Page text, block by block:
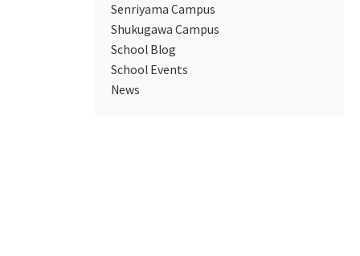
Senriyama Campus
Shukugawa Campus
School Blog
School Events
News